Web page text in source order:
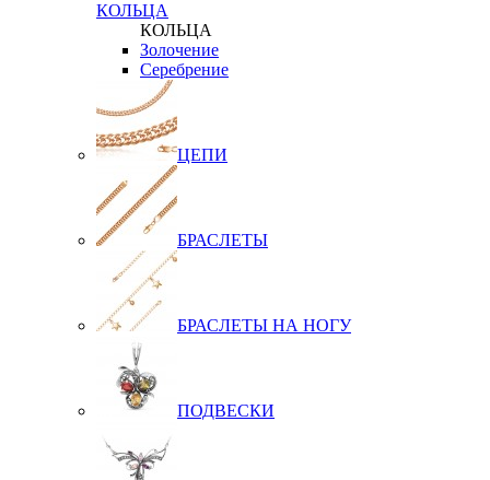
КОЛЬЦА
КОЛЬЦА
Золочение
Серебрение
ЦЕПИ
БРАСЛЕТЫ
БРАСЛЕТЫ НА НОГУ
ПОДВЕСКИ